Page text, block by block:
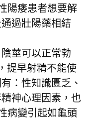
陽痿患者想要解
過壯陽藥相結
莖可以正常勃
提早射精不能使
：性知識匱乏、
神心理因素，也
病變引起如龜頭